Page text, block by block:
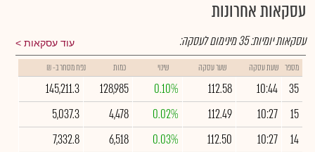
עסקאות אחרונות
עוד עסקאות עסקאות יומיות:35מינימום לעסקה:
מספר שעת עסקה שער עסקה שינוי כמות נפח מסחר ב- ₪
35
10:44
112.58
0.10%
128,985
145,211.3
15
10:27
112.49
0.02%
4,478
5,037.3
14
10:27
112.50
0.03%
6,518
7,332.8